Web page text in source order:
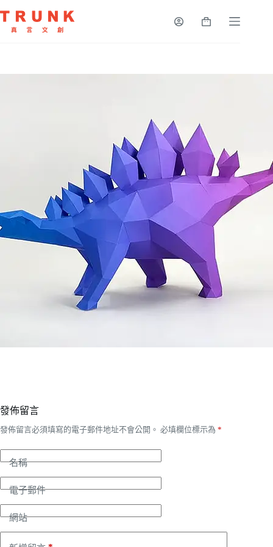
發佈留言
發佈留言必須填寫的電子郵件地址不會公開。 必填欄位標示為 *
名稱
電子郵件
網站